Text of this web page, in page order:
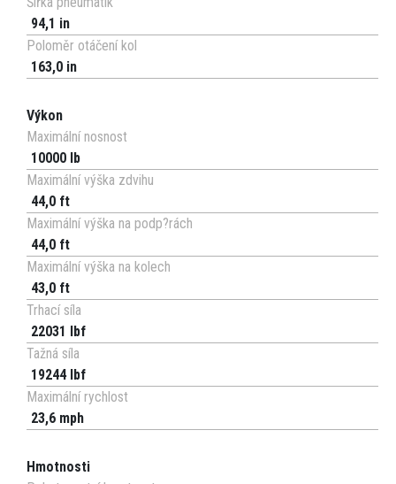
94,1 in
Poloměr otáčení kol
163,0 in
Výkon
Maximální nosnost
10000 lb
Maximální výška zdvihu
44,0 ft
Maximální výška na podp?rách
44,0 ft
Maximální výška na kolech
43,0 ft
Trhací síla
22031 lbf
Tažná síla
19244 lbf
Maximální rychlost
23,6 mph
Hmotnosti